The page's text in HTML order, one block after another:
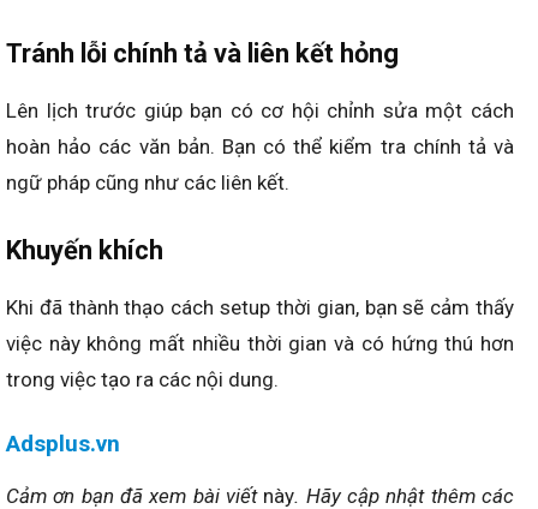
Tránh lỗi chính tả và liên kết hỏng
Lên lịch trước giúp bạn có cơ hội chỉnh sửa một cách
hoàn hảo các văn bản. Bạn có thể kiểm tra chính tả và
ngữ pháp cũng như các liên kết.
Khuyến khích
Khi đã thành thạo cách setup thời gian, bạn sẽ cảm thấy
việc này không mất nhiều thời gian và có hứng thú hơn
trong việc tạo ra các nội dung.
Adsplus.vn
Cảm ơn bạn đã xem bài viết này. Hãy cập nhật thêm các